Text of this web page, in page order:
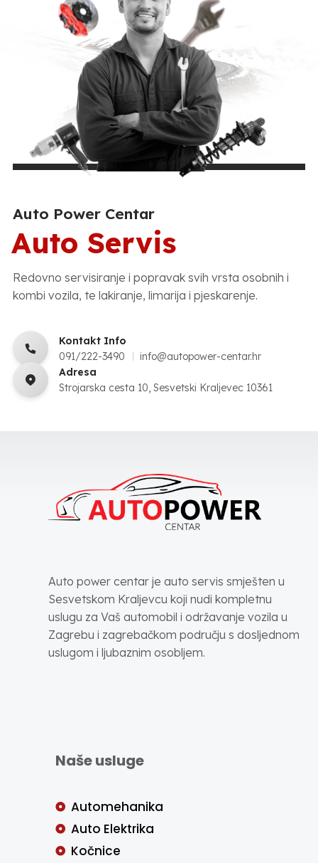
Auto Power Centar
Auto Servis
Redovno servisiranje i popravak svih vrsta osobnih i
kombi vozila, te lakiranje, limarija i pjeskarenje.
Kontakt Info
091/222-3490
info@autopower-centar.hr
Adresa
Strojarska cesta 10, Sesvetski Kraljevec 10361
Auto power centar je auto servis smješten u
Sesvetskom Kraljevcu koji nudi kompletnu
uslugu za Vaš automobil i održavanje vozila u
Zagrebu i zagrebačkom području s dosljednom
uslugom i ljubaznim osobljem.
Naše usluge
Automehanika
Auto Elektrika
Kočnice